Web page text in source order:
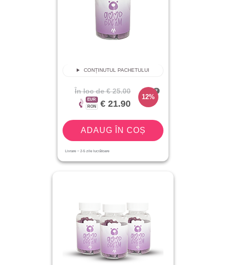
CONȚINUTUL PACHETULUI
În loc de € 25.00
EUR
RON
€ 21.90
12%
ADAUG ÎN COȘ
Livrare ~ 2-5 zile lucrătoare